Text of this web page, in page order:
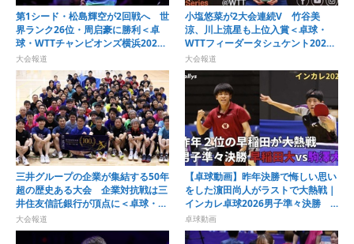
第1シード・松島輝空が2回戦へ 世
界ランク26位・周启豪に勝利＜卓
球・WTTチャンピオンズ横浜2026
＞
大会報道
小塩悠菜が2大会連続V 竹谷美
涼、川上流星も上位入賞＜卓球・
WTTフィーダータシュケント2026
＞
大会報道
三井グループの企業が集結する50年
超の歴史ある大会 企業対抗戦は三
井住友信託銀行が頂点に＜卓球・オ
ール三井2026＞
大会報道
【卓球動画】昨年決勝で悔しい思い
をした濵田尚人がラストで大熱戦｜
インカレ卓球2026男子準々決勝
早稲田大vs駒澤大
卓球動画